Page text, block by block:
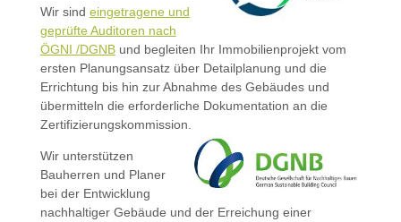
Wir sind eingetragene und
geprüfte Auditoren nach
ÖGNI /DGNBund begleiten Ihr Immobilienprojekt vom
ersten Planungsansatz über Detailplanung und die
Errichtung bis hin zur Abnahme des Gebäudes und
übermitteln die erforderliche Dokumentation an die
Zertifizierungskommission.
Wir unterstützen
Bauherren und Planer
bei der Entwicklung
nachhaltiger Gebäude und der Erreichung einer